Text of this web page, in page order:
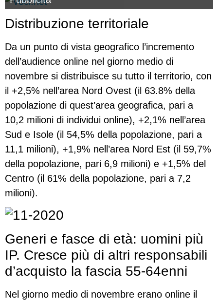
Distribuzione territoriale
Da un punto di vista geografico l’incremento
dell’audience online nel giorno medio di
novembre si distribuisce su tutto il territorio, con
il +2,5% nell’area Nord Ovest (il 63.8% della
popolazione di quest’area geografica, pari a
10,2 milioni di individui online), +2,1% nell’area
Sud e Isole (il 54,5% della popolazione, pari a
11,1 milioni), +1,9% nell’area Nord Est (il 59,7%
della popolazione, pari 6,9 milioni) e +1,5% del
Centro (il 61% della popolazione, pari a 7,2
milioni).
Generi e fasce di età: uomini più
IP. Cresce più di altri responsabili
d’acquisto la fascia 55-64enni
Nel giorno medio di novembre erano online il